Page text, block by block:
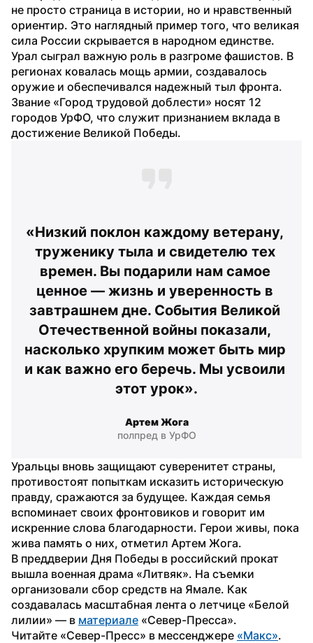
не просто страница в истории, но и нравственный
ориентир. Это наглядный пример того, что великая
сила России скрывается в народном единстве.
Урал сыграл важную роль в разгроме фашистов. В
регионах ковалась мощь армии, создавалось
оружие и обеспечивался надежный тыл фронта.
Звание «Город трудовой доблести» носят 12
городов УрФО, что служит признанием вклада в
достижение Великой Победы.
«Низкий поклон каждому ветерану,
труженику тыла и свидетелю тех
времен. Вы подарили нам самое
ценное — жизнь и уверенность в
завтрашнем дне. События Великой
Отечественной войны показали,
насколько хрупким может быть мир
и как важно его беречь. Мы усвоили
этот урок».
Артем Жога
полпред в УрФО
Уральцы вновь защищают суверенитет страны,
противостоят попыткам исказить историческую
правду, сражаются за будущее. Каждая семья
вспоминает своих фронтовиков и говорит им
искренние слова благодарности. Герои живы, пока
жива память о них, отметил Артем Жога.
В преддверии Дня Победы в российский прокат
вышла военная драма «Литвяк». На съемки
организовали сбор средств на Ямале. Как
создавалась масштабная лента о летчице «Белой
лилии» — в материале «Север-Пресса».
Читайте «Север-Пресс» в мессенджере «Mакс».